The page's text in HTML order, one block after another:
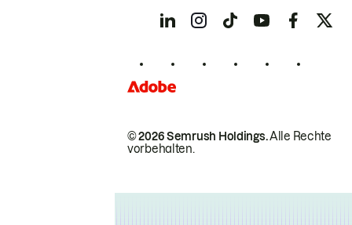
© 2026 Semrush Holdings.Alle Rechte
vorbehalten.